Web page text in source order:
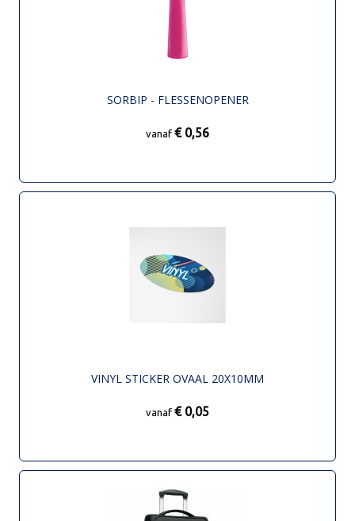
SORBIP - FLESSENOPENER
vanaf € 0,56
VINYL STICKER OVAAL 20X10MM
vanaf € 0,05